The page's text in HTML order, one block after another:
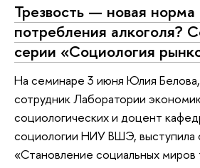
Трезвость — новая норма
потребления алкоголя?
серии «Социология
На семинаре 3 июня Юлия
сотрудник Лаборатории
социологических и доцент
социологии НИУ ВШЭ, выступила
«Становление социальных миров